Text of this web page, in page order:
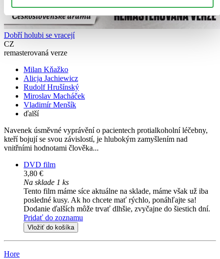
Dobří holubi se vracejí
CZ
remasterovaná verze
Milan Kňažko
Alicja Jachiewicz
Rudolf Hrušínský
Miroslav Macháček
Vladimír Menšík
ďalší
Navenek úsměvné vyprávění o pacientech protialkoholní léčebny,
kteří bojují se svou závislostí, je hlubokým zamyšlením nad
vnitřními hodnotami člověka...
DVD film
3,80 €
Na sklade 1 ks
Tento film máme síce aktuálne na sklade, máme však už iba
posledné kusy. Ak ho chcete mať rýchlo, ponáhľajte sa!
Dodanie ďalších môže trvať dlhšie, zvyčajne do šiestich dní.
Pridať do zoznamu
Vložiť do košíka
Hore